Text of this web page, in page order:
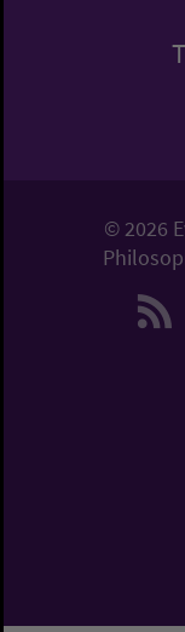
© 2026